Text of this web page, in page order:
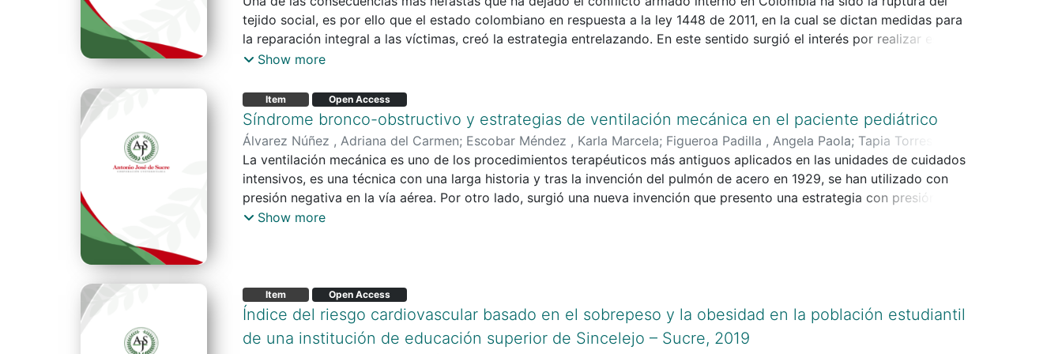
tejido social, es por ello que el estado colombiano en respuesta a la ley 1448 de 2011, en la cual se dictan medidas para
la reparación integral a las víctimas, creó la estrategia entrelazando. En este sentido surgió el interés por realizar esta
investigación con el fin de «Determinar los resultados de las estrategias de pedagogía social implementadas por la
un enfoque cualitativo; para la recolección de la información se realizó un grupo focal con tejedores y tejedoras de la
comunidad y una entrevista semiestructurada a la entrelazadora de la UARIV. Los resultados de esta investigación
apuntan a que la población de Pichilín se proyecta en la actualidad como una comunidad empoderada de sus procesos.
Aun así, se evidencian algunos vacíos en cuanto a la pedagogía social ya que no hay claridad del concepto en sí.
Show more
Item Open Access
Síndrome bronco-obstructivo y estrategias de ventilación mecánica en el paciente pediátrico
Álvarez Núñez , Adriana del Carmen; Escobar Méndez , Karla Marcela; Figueroa Padilla , Angela Paola; Tapia Torres ,
Raquel Sofia;Canchila Paternina, Gladys Mercedes
La ventilación mecánica es uno de los procedimientos terapéuticos más antiguos aplicados en las unidades de cuidados
intensivos, es una técnica con una larga historia y tras la invención del pulmón de acero en 1929, se han utilizado con
presión negativa en la vía aérea. Por otro lado, surgió una nueva invención que presento una estrategia con presión
positiva. Esta estrategia marco el nacimiento de nuevas unidades de cuidados intensivos y nuevos parámetros
estrechamiento de la pared bronquial e hipersecreción de mucus que se acumulan en el interior lo cual conlleva a
obstrucción de los bronquios dificultando el paso del aire. Para ello, programar el ventilador a un modo ventilatorio y
parámetros que no generen complicaciones en los pacientes pediátricos hace efectivo el tratamiento y el tiempo de
estancia hospitalaria.
Show more
Item Open Access
Índice del riesgo cardiovascular basado en el sobrepeso y la obesidad en la población estudiantil
de una institución de educación superior de Sincelejo – Sucre, 2019